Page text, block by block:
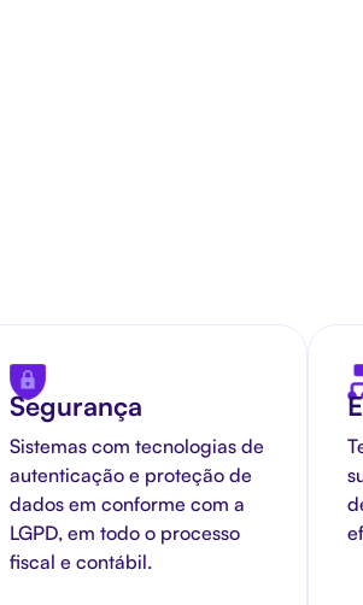
Segurança
Sistemas com tecnologias de
autenticação e proteção de
dados em conforme com a
LGPD, em todo o processo
fiscal e contábil.